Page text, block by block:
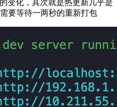
变化，其次就是热更新几乎是
要等待一两秒的重新打包